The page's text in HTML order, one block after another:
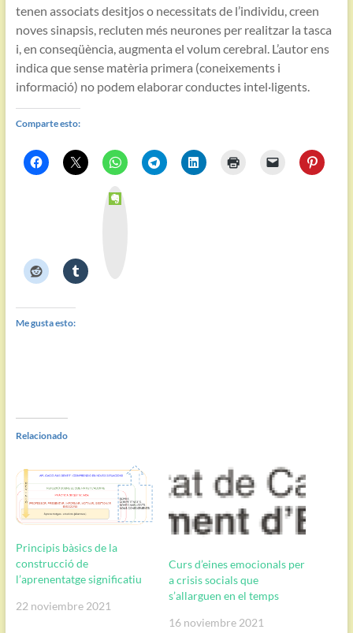
tenen associats desitjos o necessitats de l’individu, creen
noves sinapsis, recluten més neurones per realitzar la tasca
i, en conseqüència, augmenta el volum cerebral. L’autor ens
indica que sense matèria primera (coneixements i
informació) no podem elaborar conductes intel·ligents.
Comparte esto:
E
v
Me gusta esto:
Relacionado
Principis bàsics de la
construcció de
l’aprenentatge significatiu
22 noviembre 2021
Curs d’eines emocionals per
a crisis socials que
s’allarguen en el temps
16 noviembre 2021